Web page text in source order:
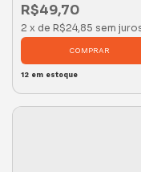
R$49,70
2 x de R$24,85 sem
12 em estoque